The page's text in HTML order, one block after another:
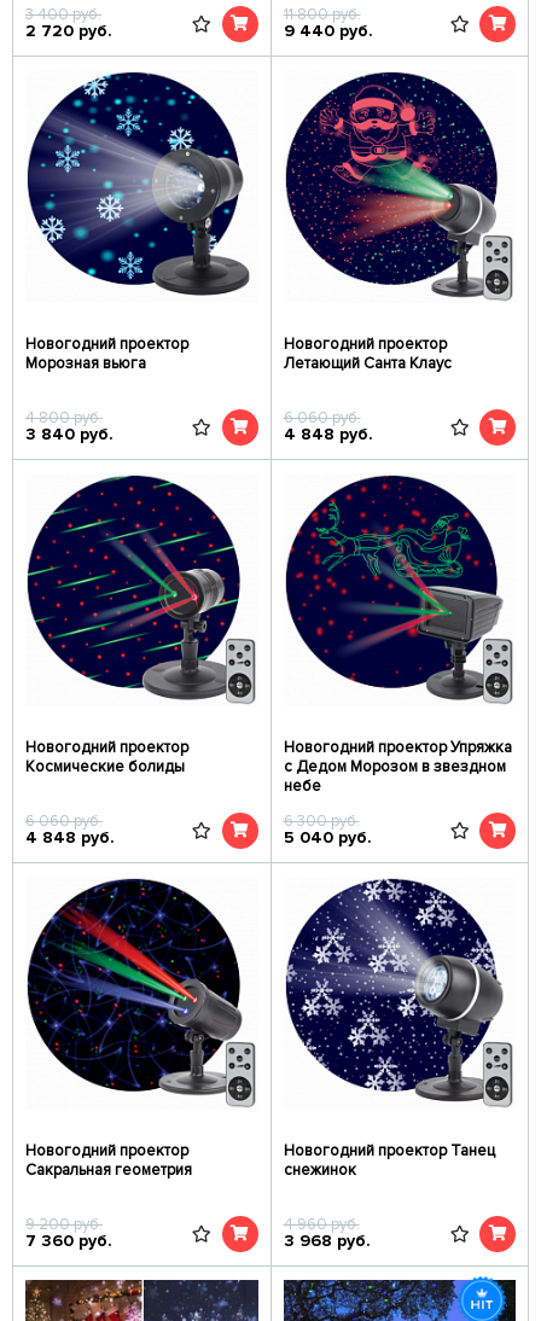
3 400руб.
2 720 руб.
11 800руб.
9 440 руб.
Новогодний проектор
Морозная вьюга
4 800руб.
3 840 руб.
Новогодний проектор
Летающий Санта Клаус
6 060руб.
4 848 руб.
Новогодний проектор
Космические болиды
6 060руб.
4 848 руб.
Новогодний проектор Упряжка
с Дедом Морозом в звездном
небе
6 300руб.
5 040 руб.
Новогодний проектор
Сакральная геометрия
9 200руб.
7 360 руб.
Новогодний проектор Танец
снежинок
4 960руб.
3 968 руб.